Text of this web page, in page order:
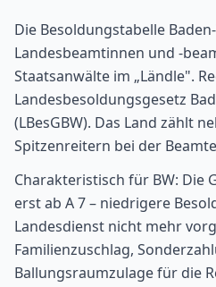
Die Besoldungstabelle
Landesbeamtinnen und -
Staatsanwälte im „Ländle".
Landesbesoldungsgesetz
(LBesGBW). Das Land zählt
Spitzenreitern bei der
Charakteristisch für BW: Die
erst ab A 7 – niedrigere
Landesdienst nicht mehr
Familienzuschlag,
Ballungsraumzulage für die